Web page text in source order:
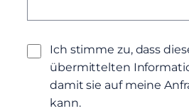
Ich stimme zu, dass
übermittelten
damit sie auf meine
kann.